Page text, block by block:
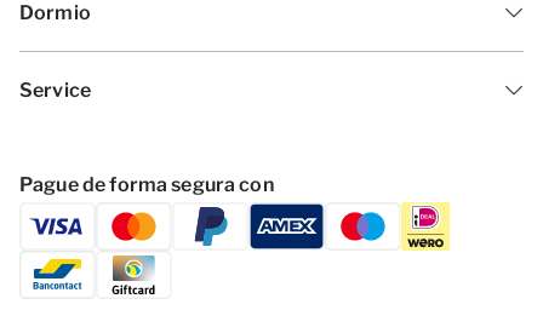
Dormio
Service
Pague de forma segura con